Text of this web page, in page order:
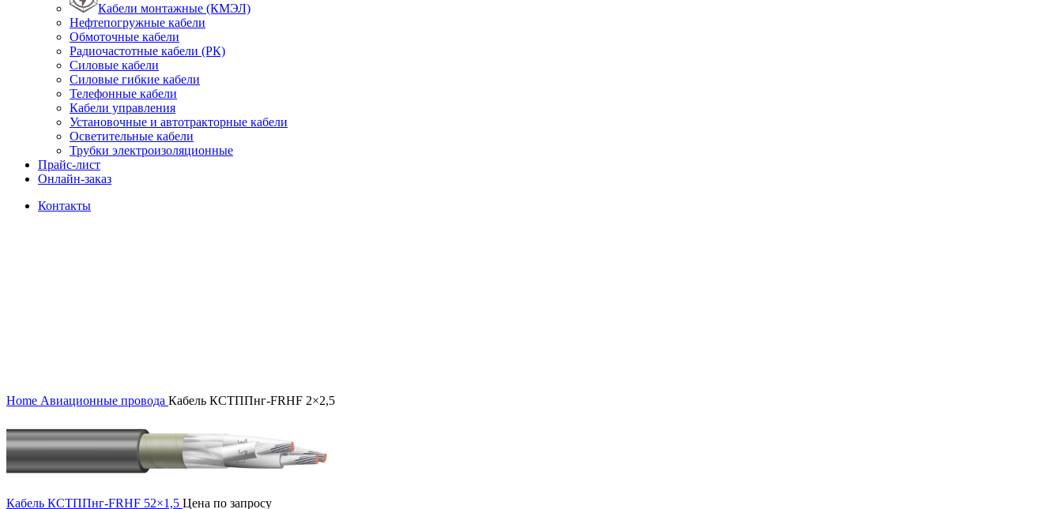
Кабели монтажные (КМЭЛ)
Нефтепогружные кабели
Обмоточные кабели
Радиочастотные кабели (РК)
Силовые кабели
Силовые гибкие кабели
Телефонные кабели
Кабели управления
Установочные и автотракторные кабели
Осветительные кабели
Трубки электроизоляционные
Прайс-лист
Онлайн-заказ
Контакты
Home Авиационные провода Кабель КСТППнг-FRHF 2×2,5
Кабель КСТППнг-FRHF 52×1,5 Цена по запросу